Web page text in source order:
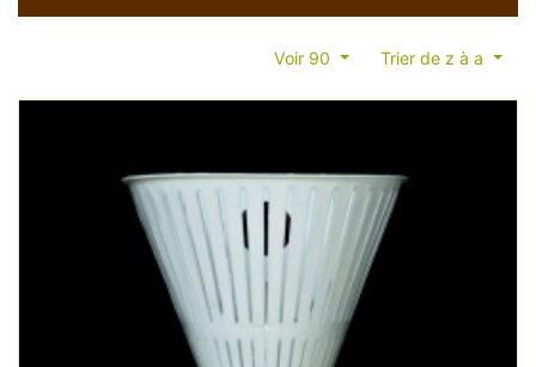
Voir 90 Trier de z à a